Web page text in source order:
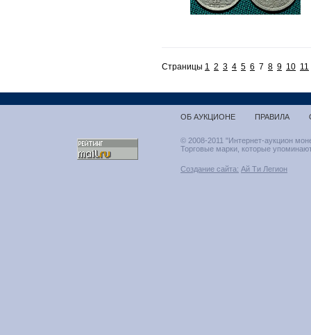
Страницы 1 2 3 4 5 6 7 8 9 10 11
ОБ АУКЦИОНЕ ПРАВИЛА
© 2008-2011 "Интернет-аукцион
Торговые марки, которые
Создание сайта: Ай Ти Легион